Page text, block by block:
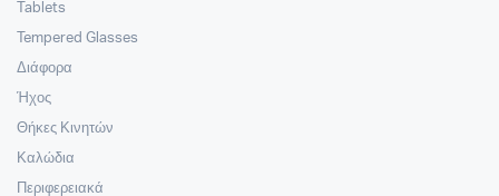
Tablets
Tempered Glasses
Διάφορα
Ήχος
Θήκες Κινητών
Καλώδια
Περιφερειακά